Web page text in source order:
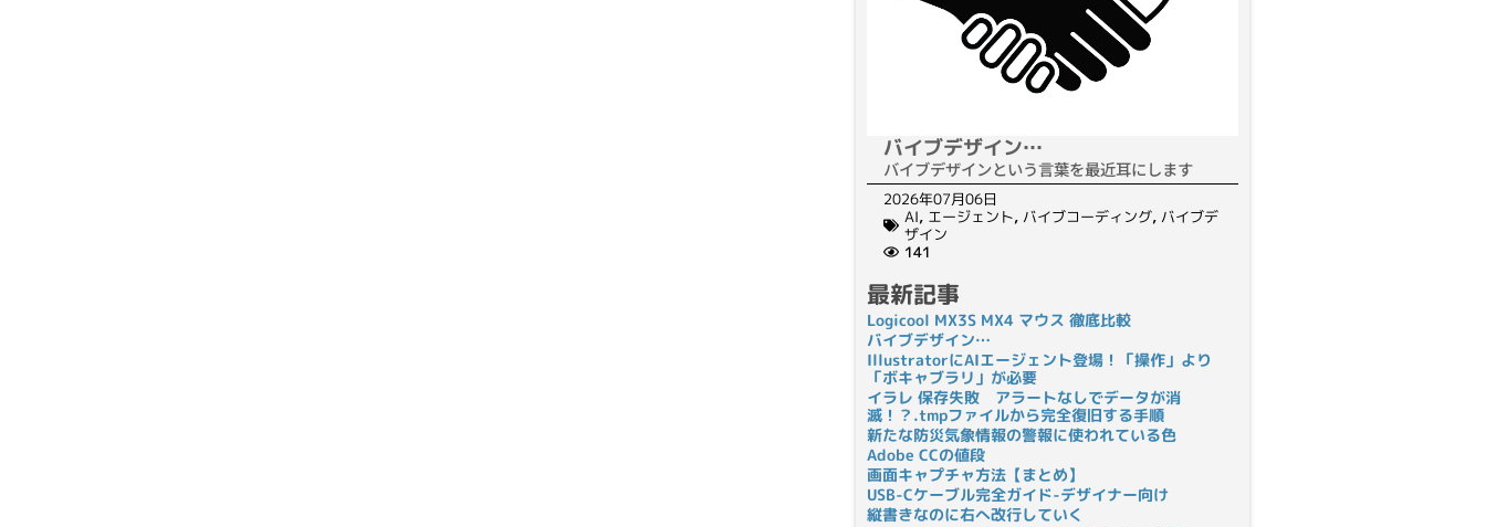
バイブデザイン…
バイブデザインという言葉を最近耳にします
2026年07月06日
AI, エージェント, バイブコーディング, バイブデ
ザイン
141
最新記事
Logicool MX3S MX4 マウス 徹底比較
バイブデザイン…
IllustratorにAIエージェント登場！「操作」より
「ボキャブラリ」が必要
イラレ 保存失敗 アラートなしでデータが消
滅！？.tmpファイルから完全復旧する手順
新たな防災気象情報の警報に使われている色
Adobe CCの値段
画面キャプチャ方法【まとめ】
USB-Cケーブル完全ガイド-デザイナー向け
縦書きなのに右へ改行していく